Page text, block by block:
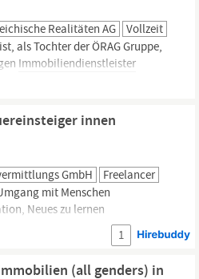
Realitäten AG
Vollzeit
als Tochter der ÖRAG Gruppe,
Immobiliendienstleister
seit mehr als 60 Jahren für
sowie
geht es um weit mehr als nur um
innen
GmbH
Freelancer
mit Menschen
Neues zu lernen
Sehr gute Deutschkenntnisse
Aufgaben Analyse1
(all genders) in